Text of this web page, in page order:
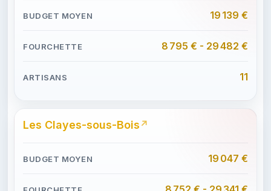
19 139 €
8 795 € - 29 482 €
11
Les Clayes-sous-Bois
19 047 €